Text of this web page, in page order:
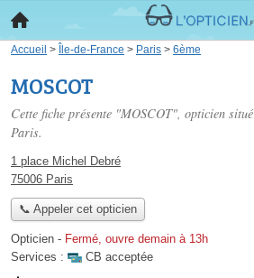
Accueil > Île-de-France > Paris > 6ème
MOSCOT
Cette fiche présente "MOSCOT", opticien situé
Paris.
1 place Michel Debré
75006 Paris
📞 Appeler cet opticien
Opticien - Fermé, ouvre demain à 13h
Services :
CB acceptée